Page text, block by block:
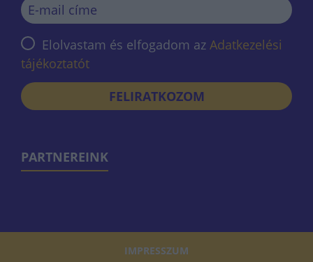
Elolvastam és elfogadom az Adatkezelési
tájékoztatót
FELIRATKOZOM
PARTNEREINK
IMPRESSZUM